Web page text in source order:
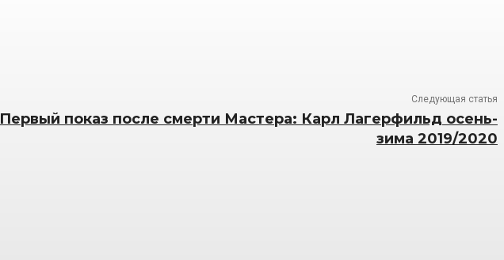
Следующая статья
Первый показ после смерти Мастера: Карл Лагерфильд осень-
зима 2019/2020